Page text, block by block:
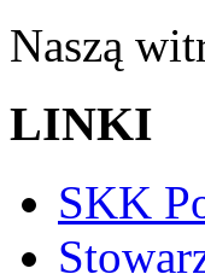
Naszą
LINKI
SKK